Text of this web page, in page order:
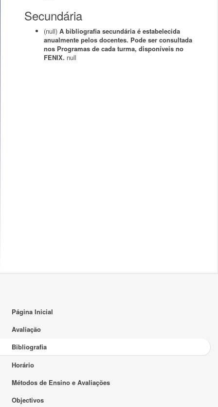
Secundária
(null) A bibliografia secundária é estabelecida
anualmente pelos docentes. Pode ser consultada
nos Programas de cada turma, disponíveis no
FENIX. null
Página Inicial
Avaliação
Bibliografia
Horário
Métodos de Ensino e Avaliações
Objectivos